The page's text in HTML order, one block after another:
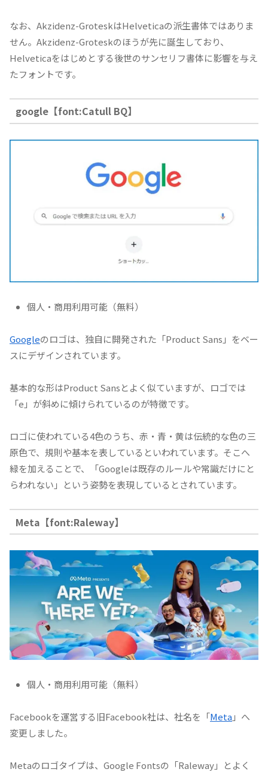
なお、Akzidenz-GroteskはHelveticaの派生書体ではありま
せん。Akzidenz-Groteskのほうが先に誕生しており、
Helveticaをはじめとする後世のサンセリフ書体に影響を与え
たフォントです。
google【font:Catull BQ】
個人・商用利用可能（無料）
Googleのロゴは、独自に開発された「Product Sans」をベー
スにデザインされています。
基本的な形はProduct Sansとよく似ていますが、ロゴでは
「e」が斜めに傾けられているのが特徴です。
ロゴに使われている4色のうち、赤・青・黄は伝統的な色の三
原色で、規則や基本を表しているといわれています。そこへ
緑を加えることで、「Googleは既存のルールや常識だけにと
らわれない」という姿勢を表現しているとされています。
Meta【font:Raleway】
個人・商用利用可能（無料）
Facebookを運営する旧Facebook社は、社名を「Meta 」へ
変更しました。
Metaのロゴタイプは、Google Fontsの「Raleway」とよく